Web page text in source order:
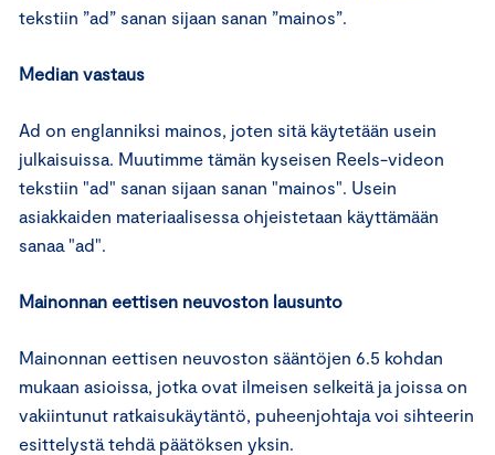
tekstiin ”ad” sanan sijaan sanan ”mainos”.
Median vastaus
Ad on englanniksi mainos, joten sitä käytetään usein
julkaisuissa. Muutimme tämän kyseisen Reels-videon
tekstiin "ad" sanan sijaan sanan "mainos". Usein
asiakkaiden materiaalisessa ohjeistetaan käyttämään
sanaa "ad".
Mainonnan eettisen neuvoston lausunto
Mainonnan eettisen neuvoston sääntöjen 6.5 kohdan
mukaan asioissa, jotka ovat ilmeisen selkeitä ja joissa on
vakiintunut ratkaisukäytäntö, puheenjohtaja voi sihteerin
esittelystä tehdä päätöksen yksin.